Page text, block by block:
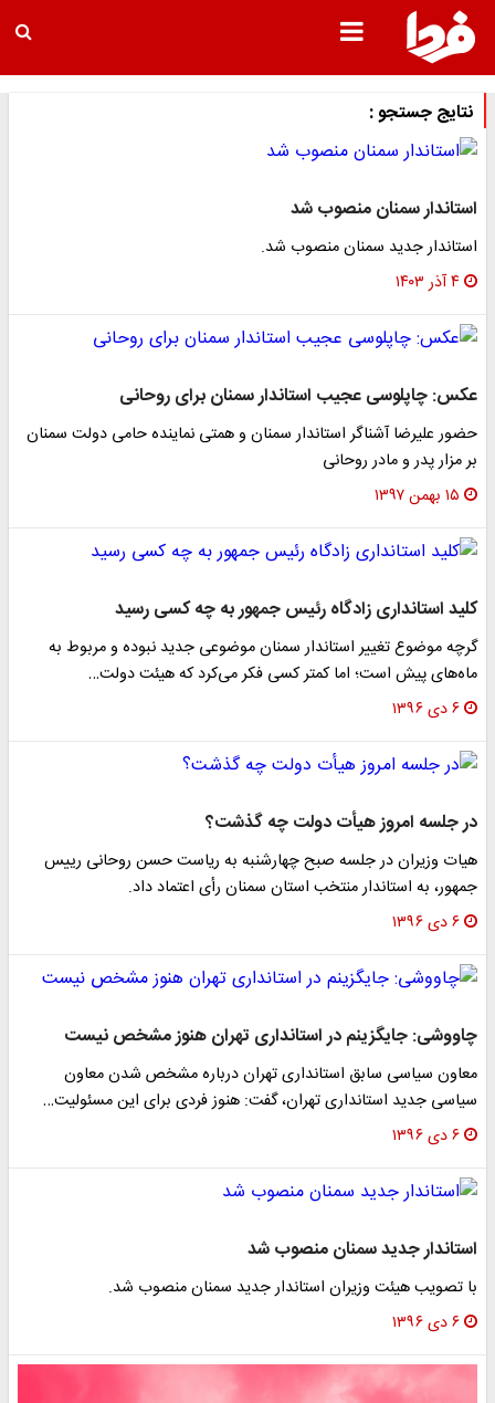
نتایج جستجو :
استاندار سمنان منصوب شد
استاندار جدید سمنان منصوب شد.
۴ آذر ۱۴۰۳
عکس: چاپلوسی عجیب استاندار سمنان برای روحانی
حضور علیرضا آشناگر استاندار سمنان و همتی نماینده حامی دولت سمنان
بر مزار پدر و مادر روحانی
۱۵ بهمن ۱۳۹۷
کلید استانداری زادگاه رئیس‌ جمهور به چه کسی رسید
گرچه موضوع تغییر استاندار سمنان موضوعی جدید نبوده و مربوط به
ماه‌های پیش است؛ اما کمتر کسی فکر می‌کرد که هیئت دولت…
۶ دی ۱۳۹۶
در جلسه امروز هیأت دولت چه گذشت؟
هیات وزیران در جلسه صبح چهارشنبه به ریاست حسن روحانی رییس
جمهور، به استاندار منتخب استان سمنان رأی اعتماد داد.
۶ دی ۱۳۹۶
چاووشی: جایگزینم در استانداری تهران هنوز مشخص نیست
معاون سیاسی سابق استانداری تهران درباره مشخص شدن معاون
سیاسی جدید استانداری تهران، گفت: هنوز فردی برای این مسئولیت…
۶ دی ۱۳۹۶
استاندار جدید سمنان منصوب شد
با تصویب هیئت وزیران استاندار جدید سمنان منصوب شد.
۶ دی ۱۳۹۶